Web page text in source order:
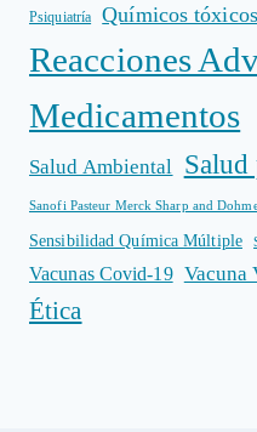
Psiquiatría Químicos tóxicos
Reacciones
Medicamentos
Salud Ambiental
Sanofi Pasteur Merck Sharp and
Sensibilidad Química Múltiple
Vacunas Covid-19 Vacuna
Ética